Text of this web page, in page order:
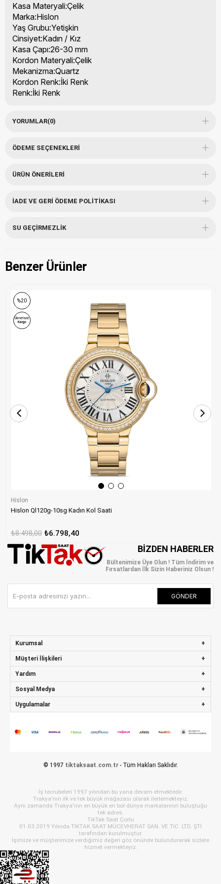
Kasa Materyali:Çelik
Marka:Hislon
Yaş Grubu:Yetişkin
Cinsiyet:Kadın / Kız
Kasa Çapı:26-30 mm
Kordon Materyali:Çelik
Mekanizma:Quartz
Kordon Renk:İki Renk
Renk:İki Renk
YORUMLAR(0)
ÖDEME SEÇENEKLERI
ÜRÜN ÖNERILERI
İADE VE GERI ÖDEME POLITIKASI
SU GEÇIRMEZLIK
Benzer Ürünler
Hislon
Hislon Ql120g-10sg Kadın Kol Saati
₺6.798,40
₺8.498,00
%20
Ücretsiz
Kargo
BIZDEN HABERLER
Bültenimize Üye Olun ! Tüm İndirim ve
Fırsatlardan İlk Sizin Haberiniz Olsun !
GÖNDER
Kurumsal
Müşteri İlişkileri
Yardım
Sosyal Medya
Uygulamalar
© 1997 tiktaksaat.com.tr - Tüm Hakları Saklıdır.
İş tecrubeleri 1997 yılından bu yana devam etmektedir.
Trakya'nın ilk ve tek büyük mağazası olarak ilerlemekteyiz.
Aynı zamanda Trakya'nın en büyük en bol dünya markalarının buluştuğu
tek adres.
TikTak Saat Çorlu
01.03.2019 Yılında TİKTAK SAAT MÜCEVHERAT SAN. VE TİC. LTD. ŞTİ
tarafından kurulmuştur.
İşimize ve müşterimize verdiğimiz değeri göz önünde bulundurarak sizlere
hizmet vermekteyiz.